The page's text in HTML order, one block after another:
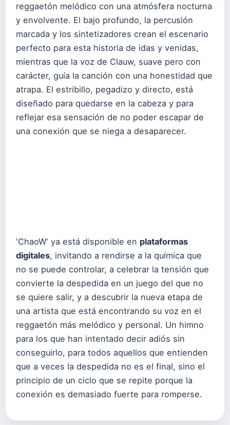
reggaetón melódico con una atmósfera nocturna
y envolvente. El bajo profundo, la percusión
marcada y los sintetizadores crean el escenario
perfecto para esta historia de idas y venidas,
mientras que la voz de Clauw, suave pero con
carácter, guía la canción con una honestidad que
atrapa. El estribillo, pegadizo y directo, está
diseñado para quedarse en la cabeza y para
reflejar esa sensación de no poder escapar de
una conexión que se niega a desaparecer.
'ChaoW' ya está disponible en plataformas
digitales, invitando a rendirse a la química que
no se puede controlar, a celebrar la tensión que
convierte la despedida en un juego del que no
se quiere salir, y a descubrir la nueva etapa de
una artista que está encontrando su voz en el
reggaetón más melódico y personal. Un himno
para los que han intentado decir adiós sin
conseguirlo, para todos aquellos que entienden
que a veces la despedida no es el final, sino el
principio de un ciclo que se repite porque la
conexión es demasiado fuerte para romperse.